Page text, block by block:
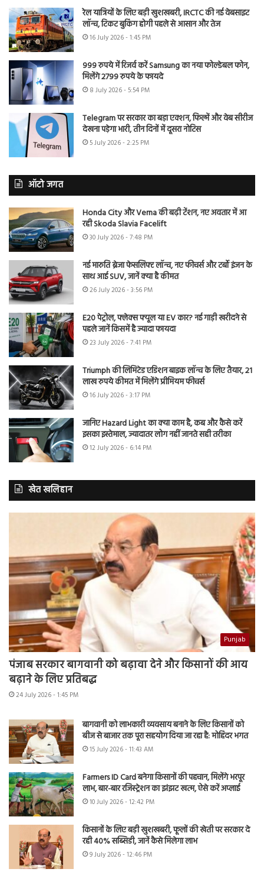
रेल यात्रियों के लिए बड़ी खुशखबरी, IRCTC की नई वेबसाइट
लॉन्च, टिकट बुकिंग होगी पहले से आसान और तेज
16 July 2026 - 1:45 PM
999 रुपये में रिजर्व करें Samsung का नया फोल्डेबल फोन,
मिलेंगे 2799 रुपये के फायदे
8 July 2026 - 5:54 PM
Telegram पर सरकार का बड़ा एक्शन, फिल्में और वेब सीरीज
देखना पड़ेगा भारी, तीन दिनों में दूसरा नोटिस
5 July 2026 - 2:25 PM
ऑटो जगत
Honda City और Verna की बढ़ी टेंशन, नए अवतार में आ
रही Skoda Slavia Facelift
30 July 2026 - 7:48 PM
नई मारुति ब्रेजा फेसलिफ्ट लॉन्च, नए फीचर्स और टर्बो इंजन के
साथ आई SUV, जानें क्या है कीमत
26 July 2026 - 3:56 PM
E20 पेट्रोल, फ्लेक्स फ्यूल या EV कार? नई गाड़ी खरीदने से
पहले जानें किसमें है ज्यादा फायदा
23 July 2026 - 7:41 PM
Triumph की लिमिटेड एडिशन बाइक लॉन्च के लिए तैयार, 21
लाख रुपये कीमत में मिलेंगे प्रीमियम फीचर्स
16 July 2026 - 3:17 PM
जानिए Hazard Light का क्या काम है, कब और कैसे करें
इसका इस्तेमाल, ज्यादातर लोग नहीं जानते सही तरीका
12 July 2026 - 6:14 PM
खेत खलिहान
Punjab
पंजाब सरकार बागवानी को बढ़ावा देने और किसानों की आय
बढ़ाने के लिए प्रतिबद्ध
24 July 2026 - 1:45 PM
बागवानी को लाभकारी व्यवसाय बनाने के लिए किसानों को
बीज से बाजार तक पूरा सहयोग दिया जा रहा है: मोहिंदर भगत
15 July 2026 - 11:43 AM
Farmers ID Card बनेगा किसानों की पहचान, मिलेंगे भरपूर
लाभ, बार-बार रजिस्ट्रेशन का झंझट खत्म, ऐसे करें अप्लाई
10 July 2026 - 12:42 PM
किसानों के लिए बड़ी खुशखबरी, फूलों की खेती पर सरकार दे
रही 40% सब्सिडी, जानें कैसे मिलेगा लाभ
9 July 2026 - 12:46 PM